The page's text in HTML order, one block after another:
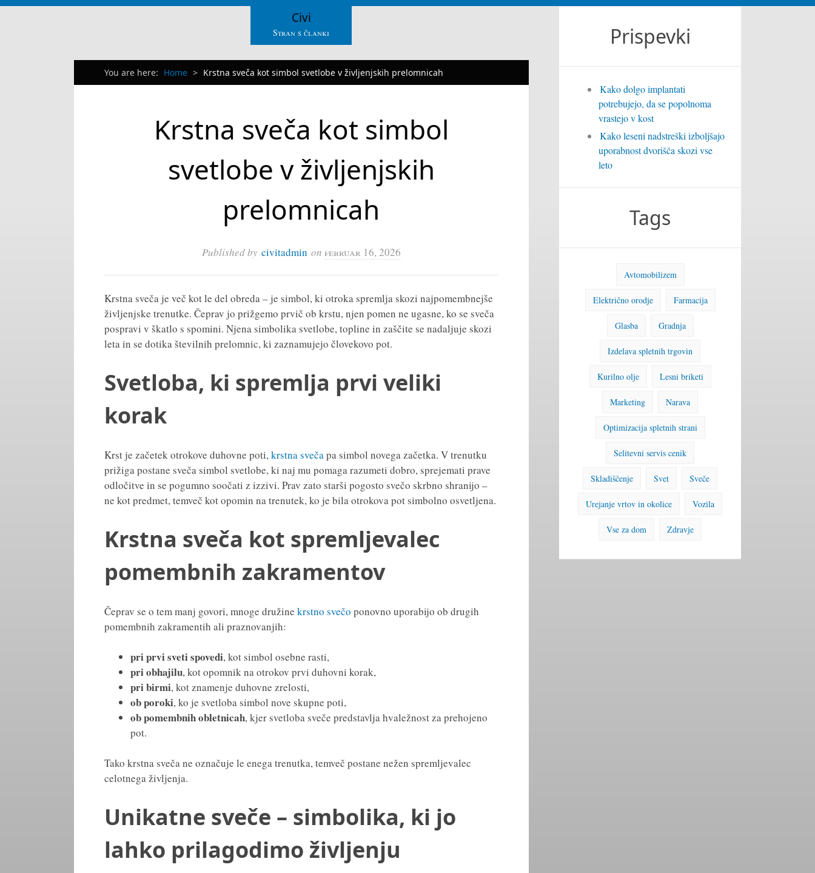
Civi
Stran s članki
You are here: Home > Krstna sveča kot simbol svetlobe v življenjskih prelomnicah
Krstna sveča kot simbol
svetlobe v življenjskih
prelomnicah
Published by civitadmin on februar 16, 2026
Krstna sveča je več kot le del obreda – je simbol, ki otroka spremlja skozi najpomembnejše
življenjske trenutke. Čeprav jo prižgemo prvič ob krstu, njen pomen ne ugasne, ko se sveča
pospravi v škatlo s spomini. Njena simbolika svetlobe, topline in zaščite se nadaljuje skozi
leta in se dotika številnih prelomnic, ki zaznamujejo človekovo pot.
Svetloba, ki spremlja prvi veliki
korak
Krst je začetek otrokove duhovne poti,krstna svečapa simbol novega začetka. V trenutku
prižiga postane sveča simbol svetlobe, ki naj mu pomaga razumeti dobro, sprejemati prave
odločitve in se pogumno soočati z izzivi. Prav zato starši pogosto svečo skrbno shranijo –
ne kot predmet, temveč kot opomin na trenutek, ko je bila otrokova pot simbolno osvetljena.
Krstna sveča kot spremljevalec
pomembnih zakramentov
Čeprav se o tem manj govori, mnoge družine krstno svečo ponovno uporabijo ob drugih
pomembnih zakramentih ali praznovanjih:
pri prvi sveti spovedi, kot simbol osebne rasti,
pri obhajilu, kot opomnik na otrokov prvi duhovni korak,
pri birmi, kot znamenje duhovne zrelosti,
ob poroki, ko je svetloba simbol nove skupne poti,
ob pomembnih obletnicah, kjer svetloba sveče predstavlja hvaležnost za prehojeno
pot.
Tako krstna sveča ne označuje le enega trenutka, temveč postane nežen spremljevalec
celotnega življenja.
Unikatne sveče – simbolika, ki jo
lahko prilagodimo življenju
Prispevki
Kako dolgo implantati
potrebujejo, da se popolnoma
vrastejo v kost
Kako leseni nadstreški izboljšajo
uporabnost dvorišča skozi vse
leto
Tags
Avtomobilizem
Električno orodje Farmacija
Glasba Gradnja
Izdelava spletnih trgovin
Kurilno olje Lesni briketi
Marketing Narava
Optimizacija spletnih strani
Selitevni servis cenik
Skladiščenje Svet Sveče
Urejanje vrtov in okolice Vozila
Vse za dom Zdravje